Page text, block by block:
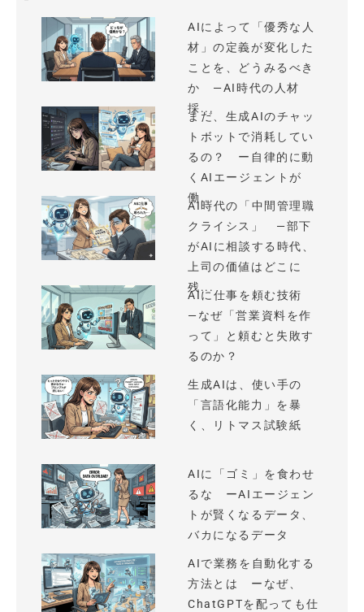
AIによって「優秀な人
材」の定義が変化した
ことを、どうみるべき
か —AI時代の人材
採...
まだ、生成AIのチャッ
トボットで消耗してい
るの？ ー自律的に動
くAIエージェントが
働...
AI時代の「中間管理職
クライシス」 —部下
がAIに相談する時代、
上司の価値はどこに
残...
AIに仕事を頼む技術
—なぜ「営業資料を作
って」と頼むと失敗す
るのか？
生成AIは、使い手の
「言語化能力」を暴
く、リトマス試験紙
AIに「ゴミ」を食わせ
るな ーAIエージェン
トが賢くなるデータ、
バカになるデータ
AIで業務を自動化する
方法とは ーなぜ、
ChatGPTを配っても仕